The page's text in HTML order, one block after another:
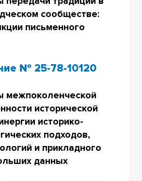
сообществе:
письменного
№ 25-78-10120
межпоколенческой
исторической
историко-
подходов,
и прикладного
данных